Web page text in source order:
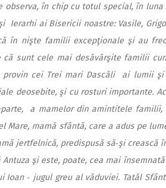
observa, în chip cu totul special, în
Ierarhi ai Bisericii noastre: Vasile,
în nişte familii excepţionale şi au
că sunt cele mai desăvârşite familii
cei Trei mari Dascăli ai lumii
deosebite, şi cu rosturi importante.
a mamelor din amintitele familii,
Mare, mamă sfântă, care a adus pe
jertfelnică, predispusă să‑şi
Antuza şi este, poate, cea mai
Ioan ‑ jugul greu al văduviei. Tatăl